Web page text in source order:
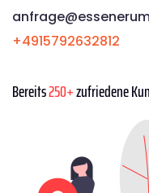
+4915792632812
Bereits250+zufriedene